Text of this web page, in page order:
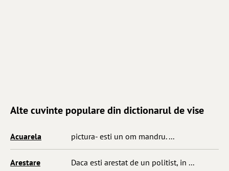
Alte cuvinte populare din dictionarul de vise
Acuarela pictura- esti un om mandru. ...
Arestare Daca esti arestat de un politist, in ...